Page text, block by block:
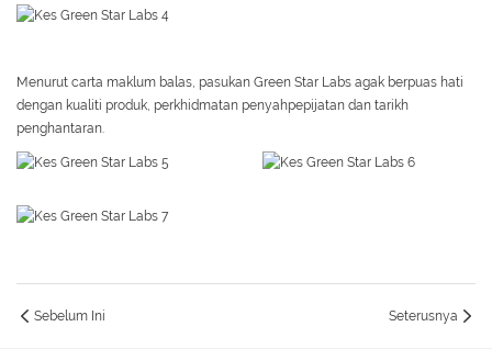
Menurut carta maklum balas, pasukan Green Star Labs agak berpuas hati
dengan kualiti produk, perkhidmatan penyahpepijatan dan tarikh
penghantaran.
Sebelum Ini Seterusnya